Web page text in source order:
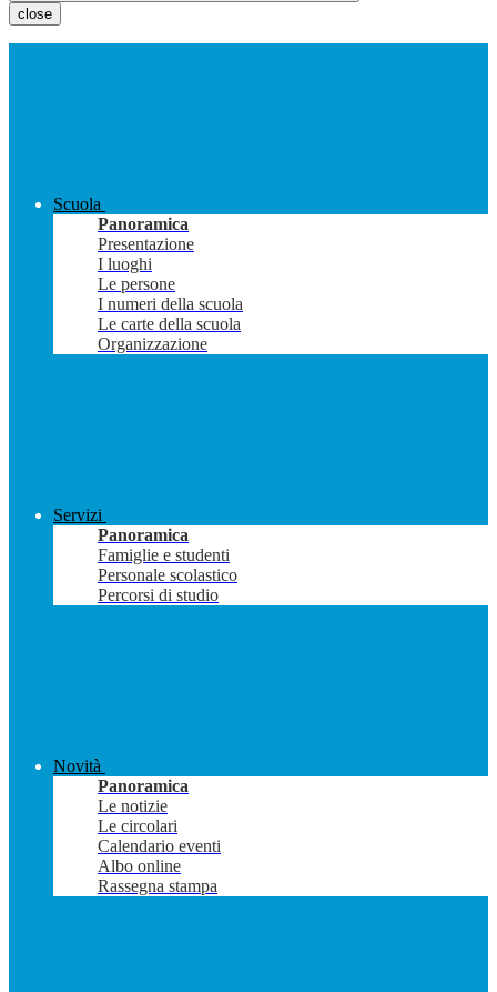
close
Scuola
Panoramica
Presentazione
I luoghi
Le persone
I numeri della scuola
Le carte della scuola
Organizzazione
Servizi
Panoramica
Famiglie e studenti
Personale scolastico
Percorsi di studio
Novità
Panoramica
Le notizie
Le circolari
Calendario eventi
Albo online
Rassegna stampa